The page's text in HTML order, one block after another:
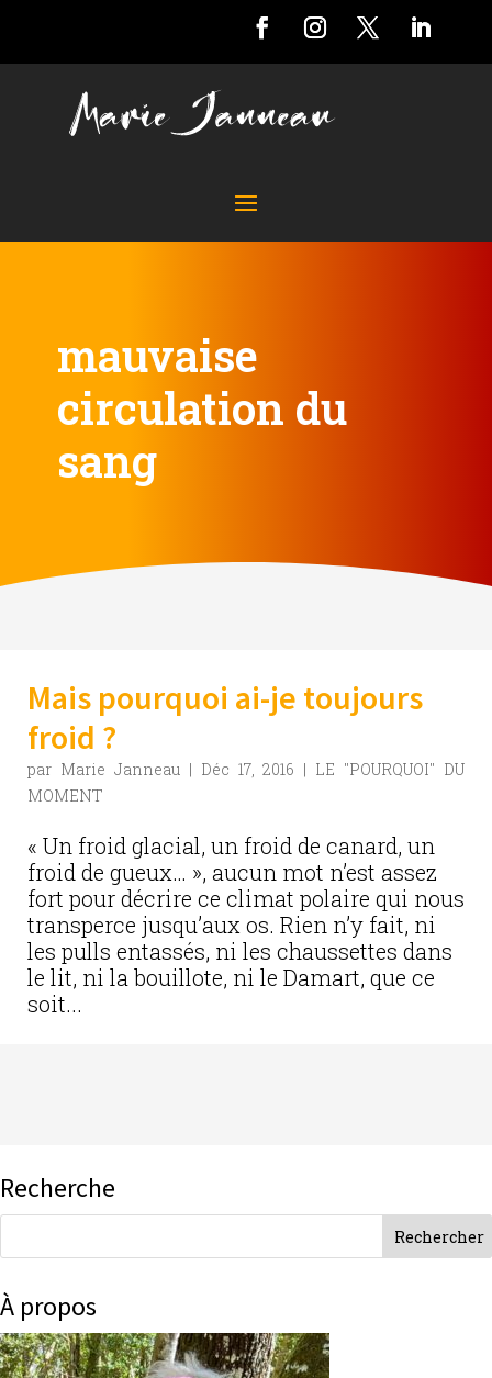
mauvaise
circulation du
sang
Mais pourquoi ai-je toujours
froid ?
par Marie Janneau| Déc 17, 2016 | LE "POURQUOI" DU
MOMENT
« Un froid glacial, un froid de canard, un
froid de gueux… », aucun mot n’est assez
fort pour décrire ce climat polaire qui nous
transperce jusqu’aux os. Rien n’y fait, ni
les pulls entassés, ni les chaussettes dans
le lit, ni la bouillote, ni le Damart, que ce
soit...
Recherche
À propos